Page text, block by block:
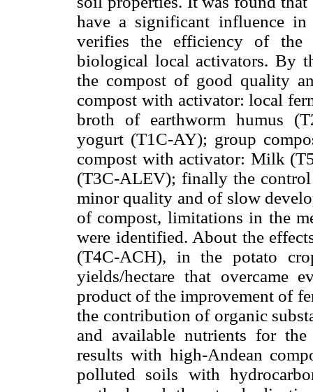
have a significant influence
verifies the efficiency of the
biological local activators. By
the compost of good quality
compost with activator: local
broth of earthworm humus
yogurt (T1C-AY); group
compost with activator: Milk
(T3C-ALEV); finally the
minor quality and of slow
of compost, limitations in the
were identified. About the
(T4C-ACH), in the potato
yields/hectare that overcame
product of the improvement of
the contribution of organic
and available nutrients for
results with high-Andean
polluted soils with